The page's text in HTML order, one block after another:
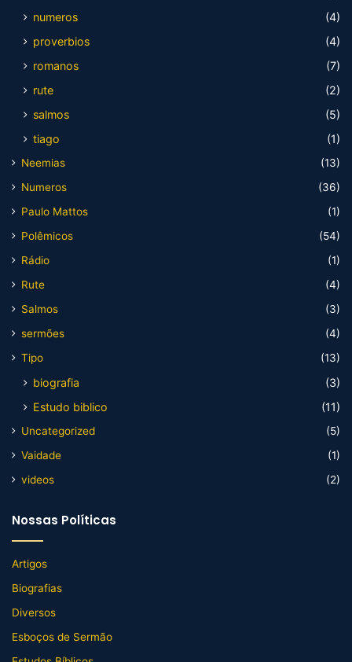
numeros
(4)
proverbios
(4)
romanos
(7)
rute
(2)
salmos
(5)
tiago
(1)
Neemias
(13)
Numeros
(36)
Paulo Mattos
(1)
Polêmicos
(54)
Rádio
(1)
Rute
(4)
Salmos
(3)
sermões
(4)
Tipo
(13)
biografia
(3)
Estudo biblico
(11)
Uncategorized
(5)
Vaidade
(1)
videos
(2)
Nossas Políticas
Artigos
Biografias
Diversos
Esboços de Sermão